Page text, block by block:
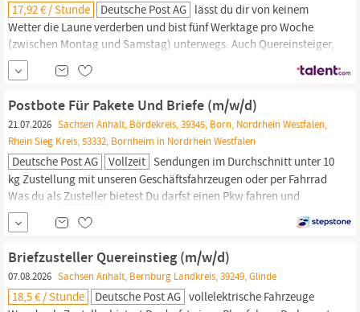
17,92 € / Stunde Deutsche Post AG lässt du dir von keinem
Wetter die Laune verderben und bist fünf Werktage pro Woche
(zwischen Montag und Samstag) unterwegs. Auch Quereinsteiger,
Rentner oder Studenten sind bei uns herzlich willkommen, denn
du zählst, wie du bist! Wir freuen uns auf deine Bewerbung als
am besten online! Klicke dazu einfach auf den
Bewerben -Button –
Postbote Für Pakete Und Briefe (m/w/d)
21.07.2026 Sachsen Anhalt, Bördekreis, 39345, Born, Nordrhein Westfalen,
Rhein Sieg Kreis, 53332, Bornheim in Nordrhein Westfalen
Deutsche Post AG Vollzeit Sendungen im Durchschnitt unter 10
kg Zustellung mit unseren Geschäftsfahrzeugen oder per Fahrrad
Was du als Zusteller bietest Du darfst einen Pkw fahren und
kannst auch Fahrrad fahren Du kannst dich auf Deutsch
unterhalten Du bist wetterfest und kannst gut anpacken Du bist
zuverlässig und hängst dich rein Werde Postbote bei Deutsche
Post DHL Als...
Briefzusteller Quereinstieg (m/w/d)
07.08.2026 Sachsen Anhalt, Bernburg Landkreis, 39249, Glinde
18,5 € / Stunde Deutsche Post AG vollelektrische Fahrzeuge